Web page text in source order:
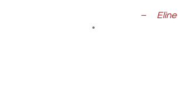
–      Eline
*